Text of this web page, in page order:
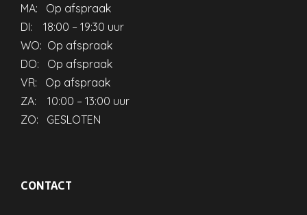
MA: Op afspraak
DI: 18:00 – 19:30 uur
WO: Op afspraak
DO: Op afspraak
VR: Op afspraak
ZA: 10:00 – 13:00 uur
ZO: GESLOTEN
CONTACT